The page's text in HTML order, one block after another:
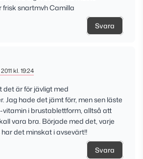
frisk snartmvh Camilla
Svara
kl. 19:24
det är för jävligt med
Jag hade det jämt förr, men sen läste
vitamin i brustablettform, alltså att
vara bra. Började med det, varje
det minskat i avsevärt!!
Svara